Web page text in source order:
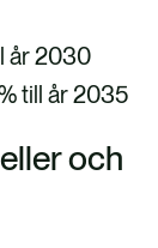
år 2030
till år 2035
och